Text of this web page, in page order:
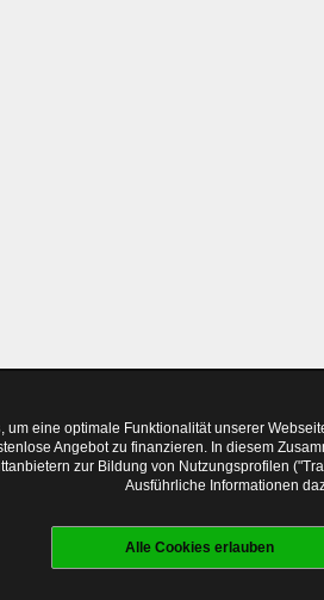
, um eine optimale Funktionalität unserer
Angebot zu finanzieren. In diesem
zur Bildung von Nutzungsprofilen
Ausführliche Informationen
Alle Cookies erlauben